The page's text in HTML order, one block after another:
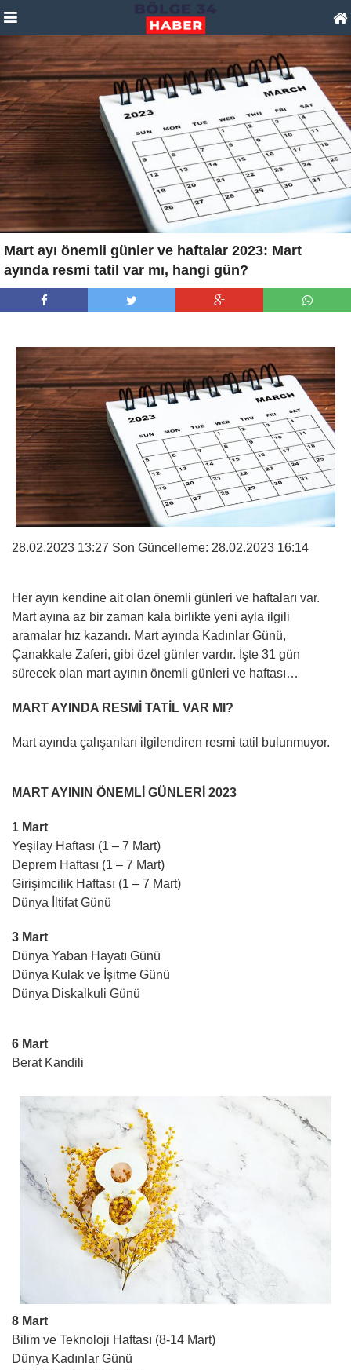
Mart ayı önemli günler ve haftalar 2023: Mart
ayında resmi tatil var mı, hangi gün?
28.02.2023 13:27 Son Güncelleme: 28.02.2023 16:14
Her ayın kendine ait olan önemli günleri ve haftaları var.
Mart ayına az bir zaman kala birlikte yeni ayla ilgili
aramalar hız kazandı. Mart ayında Kadınlar Günü,
Çanakkale Zaferi, gibi özel günler vardır. İşte 31 gün
sürecek olan mart ayının önemli günleri ve haftası…
MART AYINDA RESMİ TATİL VAR MI?
Mart ayında çalışanları ilgilendiren resmi tatil bulunmuyor.
MART AYININ ÖNEMLİ GÜNLERİ 2023
1 Mart
Yeşilay Haftası (1 – 7 Mart)
Deprem Haftası (1 – 7 Mart)
Girişimcilik Haftası (1 – 7 Mart)
Dünya İltifat Günü
3 Mart
Dünya Yaban Hayatı Günü
Dünya Kulak ve İşitme Günü
Dünya Diskalkuli Günü
6 Mart
Berat Kandili
8 Mart
Bilim ve Teknoloji Haftası (8-14 Mart)
Dünya Kadınlar Günü